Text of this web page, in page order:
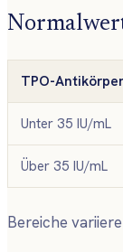
TPO-Antikörper
Unter 35 IU/mL
Über 35 IU/mL
Bereiche